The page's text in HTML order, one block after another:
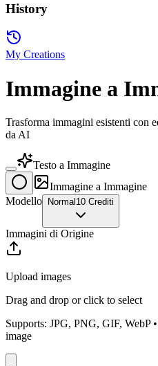
History
My Creations
Immagine a
Trasforma immagini esistenti con
da AI
Testo a Immagine
Immagine a Immagine
Modello
Normal 10 Crediti
Immagini di Origine
Upload images
Drag and drop or click to select
Supports: JPG, PNG, GIF, WebP
image